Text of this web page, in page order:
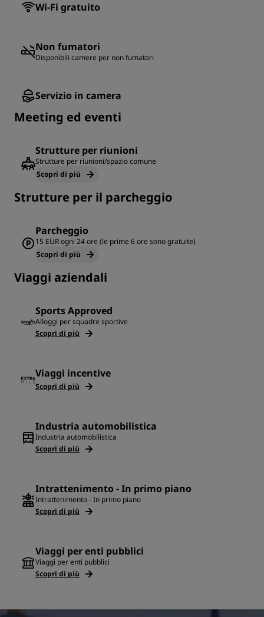
Wi-Fi gratuito
Non fumatori
Disponibili camere per non fumatori
Servizio in camera
Meeting ed eventi
Strutture per riunioni
Strutture per riunioni/spazio comune
Scopri di più
Strutture per il parcheggio
Parcheggio
15 EUR ogni 24 ore (le prime 6 ore sono gratuite)
Scopri di più
Viaggi aziendali
Sports Approved
Alloggi per squadre sportive
Scopri di più
Viaggi incentive
Scopri di più
Industria automobilistica
Industria automobilistica
Scopri di più
Intrattenimento - In primo piano
Intrattenimento - In primo piano
Scopri di più
Viaggi per enti pubblici
Viaggi per enti pubblici
Scopri di più